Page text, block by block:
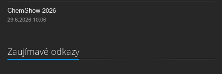
ChemShow 2026
29.6.2026 10:06
Zaujímavé odkazy